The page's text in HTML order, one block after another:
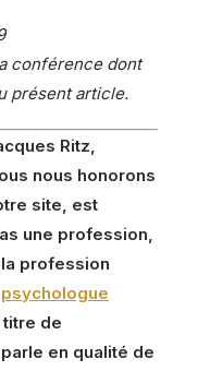
conférence dont
présent article.
Ritz,
nous honorons
site, est
une profession,
profession
psychologue
titre de
en qualité de